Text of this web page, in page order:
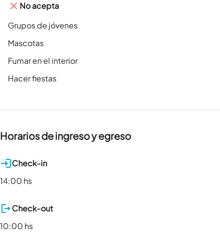
No acepta
Grupos de jóvenes
Mascotas
Fumar en el interior
Hacer fiestas
Horarios de ingreso y egreso
Check-in
14:00 hs
Check-out
10:00 hs